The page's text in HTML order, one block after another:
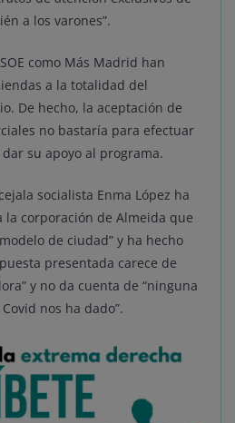
a los varones”.
como Más Madrid han
a la totalidad del
De hecho, la aceptación de
no bastaría para efectuar
su apoyo al programa.
socialista Enma López ha
la corporación de Almeida que
de ciudad” y ha hecho
presentada carece de
y no da cuenta de “ninguna
nos ha dado”.